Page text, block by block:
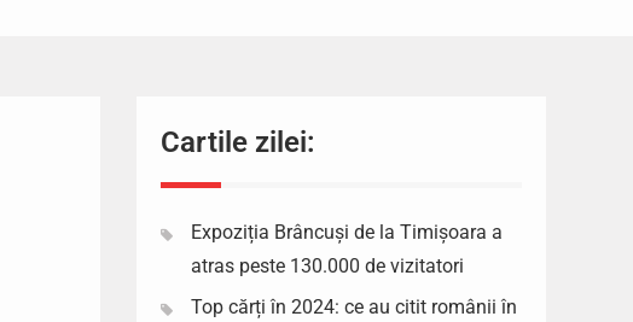
Cartile zilei:
Expoziția Brâncuși de la Timișoara a
atras peste 130.000 de vizitatori
Top cărți în 2024: ce au citit românii în